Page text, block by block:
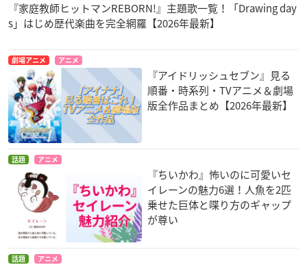
『家庭教師ヒットマンREBORN!』主題歌一覧！「Drawing day
s」はじめ歴代楽曲を完全網羅【2026年最新】
劇場アニメ アニメ
『アイドリッシュセブン』見る
順番・時系列・TVアニメ＆劇場
版全作品まとめ【2026年最新】
話題 アニメ
『ちいかわ』怖いのに可愛いセ
イレーンの魅力6選！人魚を2匹
乗せた巨体と喋り方のギャップ
が尊い
話題 アニメ